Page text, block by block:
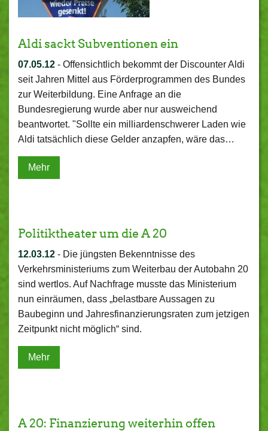
Aldi sackt Subventionen ein
07.05.12 - Offensichtlich bekommt der Discounter Aldi
seit Jahren Mittel aus Förderprogrammen des Bundes
zur Weiterbildung. Eine Anfrage an die
Bundesregierung wurde aber nur ausweichend
beantwortet. "Sollte ein milliardenschwerer Laden wie
Aldi tatsächlich diese Gelder anzapfen, wäre das…
Mehr
Politiktheater um die A 20
12.03.12 - Die jüngsten Bekenntnisse des
Verkehrsministeriums zum Weiterbau der Autobahn 20
sind wertlos. Auf Nachfrage musste das Ministerium
nun einräumen, dass „belastbare Aussagen zu
Baubeginn und Jahresfinanzierungsraten zum jetzigen
Zeitpunkt nicht möglich“ sind.
Mehr
A 20: Finanzierung weiterhin offen